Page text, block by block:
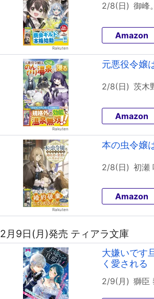
2/8(日) 御峰。
Amazon
元悪役令嬢
2/8(日) 茨木
Amazon
本の虫令嬢
2/8(日) 初瀬
Amazon
2月9日(月)発売 ティアラ文庫
大嫌いです
く愛される
2/9(月) 獅臣